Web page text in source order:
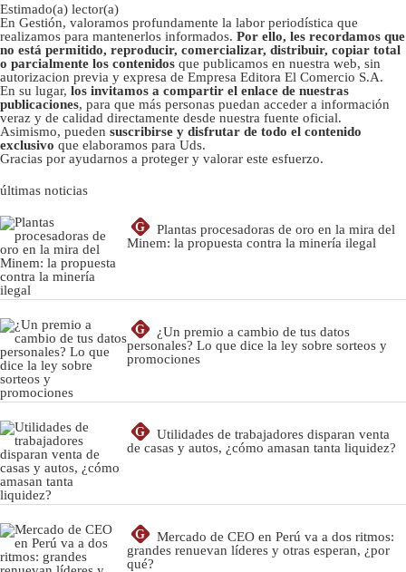
Estimado(a) lector(a)
En Gestión, valoramos profundamente la labor periodística que
realizamos para mantenerlos informados. Por ello, les recordamos que
no está permitido, reproducir, comercializar, distribuir, copiar total
o parcialmente los contenidos que publicamos en nuestra web, sin
autorizacion previa y expresa de Empresa Editora El Comercio S.A.
En su lugar, los invitamos a compartir el enlace de nuestras
publicaciones, para que más personas puedan acceder a información
veraz y de calidad directamente desde nuestra fuente oficial.
Asimismo, pueden suscribirse y disfrutar de todo el contenido
exclusivo que elaboramos para Uds.
Gracias por ayudarnos a proteger y valorar este esfuerzo.
últimas noticias
G
Plantas procesadoras de oro en la mira del
Minem: la propuesta contra la minería ilegal
G
¿Un premio a cambio de tus datos
personales? Lo que dice la ley sobre sorteos y
promociones
G
Utilidades de trabajadores disparan venta
de casas y autos, ¿cómo amasan tanta liquidez?
G
Mercado de CEO en Perú va a dos ritmos:
grandes renuevan líderes y otras esperan, ¿por
qué?